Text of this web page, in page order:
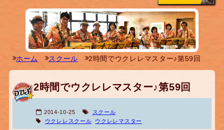
ホーム スクール 2時間でウクレレマスター♪第59回
2時間でウクレレマスター♪第59回
2014-10-25
スクール
ウクレレスクール
ウクレレマスター